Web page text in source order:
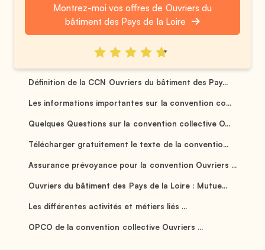
Montrez-moi vos offres de Ouvriers du
bâtiment des Pays de la Loire
Définition de la CCN Ouvriers du bâtiment des Pay...
Les informations importantes sur la convention co...
Quelques Questions sur la convention collective O...
Télécharger gratuitement le texte de la conventio...
Assurance prévoyance pour la convention Ouvriers ...
Ouvriers du bâtiment des Pays de la Loire : Mutue...
Les différentes activités et métiers liés ...
OPCO de la convention collective Ouvriers ...